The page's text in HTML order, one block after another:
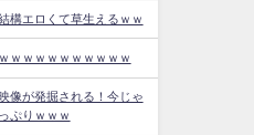
構エロくて草生えるｗｗ
ｗｗｗｗｗｗｗｗｗｗ
像が発掘される！今じゃ
ぷりｗｗｗ